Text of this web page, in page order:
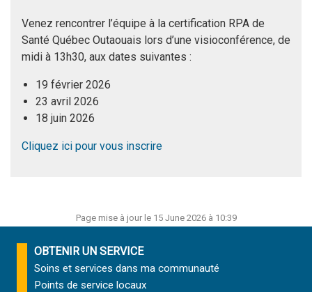
Venez rencontrer l’équipe à la certification RPA de
Santé Québec Outaouais lors d’une visioconférence, de
midi à 13h30, aux dates suivantes :
19 février 2026
23 avril 2026
18 juin 2026
Cliquez ici pour vous inscrire
Page mise à jour le 15 June 2026 à 10:39
OBTENIR UN SERVICE
Soins et services dans ma communauté
Points de service locaux